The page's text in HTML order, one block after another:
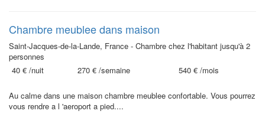
Chambre meublee dans maison
Saint-Jacques-de-la-Lande, France - Chambre chez l'habitant jusqu'à 2
personnes
40 € /nuit 270 € /semaine 540 € /mois
Au calme dans une maison chambre meublee confortable. Vous pourrez
vous rendre a l 'aeroport a pied....